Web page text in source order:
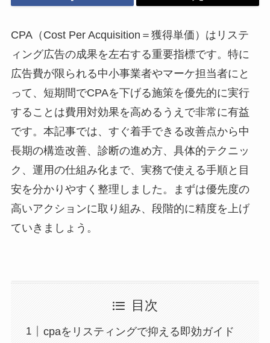
CPA（Cost Per Acquisition＝獲得単価）はリステ
ィング広告の成果を左右する重要指標です。特に
広告費が限られる中小事業者やマーケ担当者にと
って、短期間でCPAを下げる施策を優先的に実行
することは費用対効果を高めるうえで非常に有益
です。本記事では、すぐ着手できる改善点から中
長期の構造改善、診断の進め方、具体的テクニッ
ク、運用の仕組み化まで、実務で使える手順と目
安を分かりやすく整理しました。まずは優先度の
高いアクションに取り組み、段階的に精度を上げ
ていきましょう。
目次
cpaをリスティングで抑える即効ガイド